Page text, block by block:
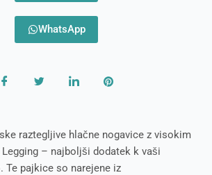
WhatsApp
raztegljive hlačne nogavice z visokim
– najboljši dodatek k vaši
Te pajkice so narejene iz